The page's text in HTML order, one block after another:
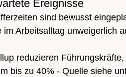
Ereignisse
sind bewusst
Arbeitsalltag unweigerlich
reduzieren
bis zu 40% - Quelle siehe